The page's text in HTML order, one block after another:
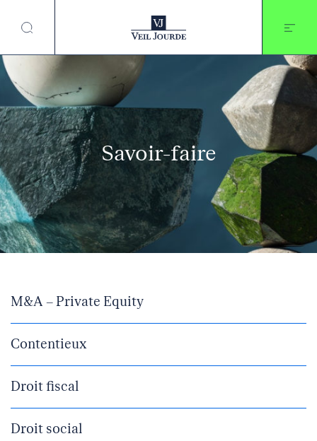
contenu
Savoir-faire
M&A – Private Equity
Contentieux
Droit fiscal
Droit social